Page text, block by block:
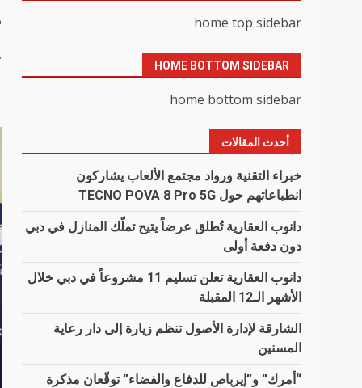
home top sidebar
HOME BOTTOM SIDEBAR
home bottom sidebar
أحدث المقالات
خبراء التقنية ورواد مجتمع الألعاب يشاركون
انطباعاتهم حول TECNO POVA 8 Pro 5G
دانوب العقارية تُطلق عرضاً يتيح تملّك المنازل في دبي
دون دفعة أولى
دانوب العقارية تعلن تسليم 11 مشروعاً في دبي خلال
الأشهر الـ12 المقبلة
الشارقة لإدارة الأصول تنظم زيارة إلى دار رعاية
المسنين
“أمرك” و”إيرباص للدفاع والفضاء” توقّعان مذكرة